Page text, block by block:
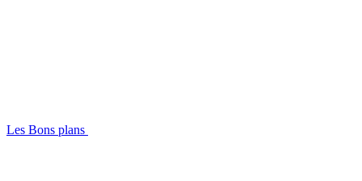
Les Bons plans